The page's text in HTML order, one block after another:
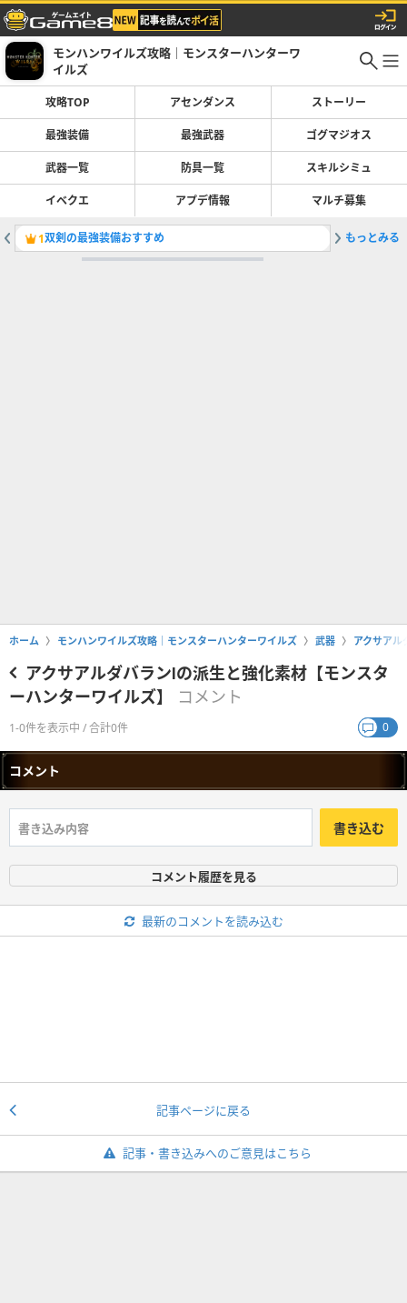
モンハンワイルズ攻略｜モンスターハンターワ
イルズ
攻略TOP アセンダンス ストーリー
最強装備 最強武器 ゴグマジオス
武器一覧 防具一覧 スキルシミュ
イベクエ アプデ情報 マルチ募集
1双剣の最強装備おすすめ 2ゴグマ
もっとみる
ホーム モンハンワイルズ攻略｜モンスターハンターワイルズ 武器 アクサアル
アクサアルダバランⅠの派生と強化素材【モンスタ
ーハンターワイルズ】
コメント
1-0件を表示中 / 合計0件 0
コメント
書き込む
コメント履歴を見る
最新のコメントを読み込む
記事ページに戻る
記事・書き込みへのご意見はこちら